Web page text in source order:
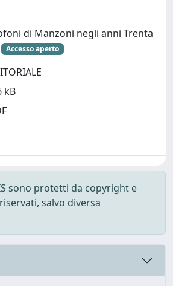
di Manzoni negli anni Trenta
Accesso aperto
kB
sono protetti da copyright e
salvo diversa